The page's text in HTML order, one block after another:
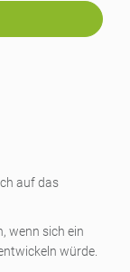
auf das
wenn sich ein
würde.